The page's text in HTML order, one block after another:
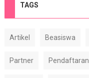
TAGS
Artikel Beasiswa
Partner Pendaftaran